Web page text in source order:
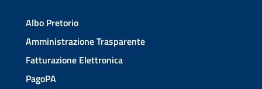
Albo Pretorio
Amministrazione Trasparente
Fatturazione Elettronica
PagoPA